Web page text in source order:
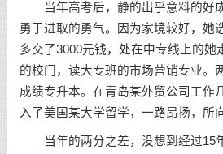
当年高考后，静的出乎意料的好
勇于进取的勇气。因为家境较好，她
多交了3000元钱，处在中专线上的她
的校门，读大专班的市场营销专业。
成绩专升本。在青岛某外贸公司工作
入了美国某大学留学，一路昂扬，所
当年的两分之差，没想到经过15